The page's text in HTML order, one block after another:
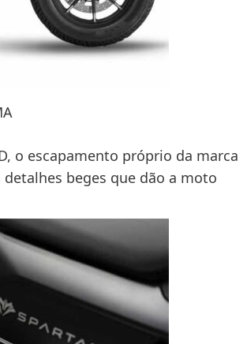
o escapamento próprio da marca
beges que dão a moto